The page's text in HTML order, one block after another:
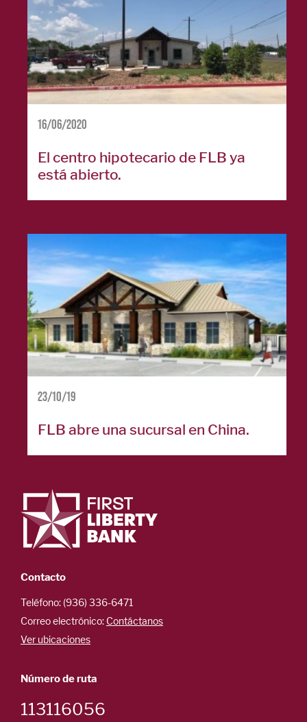
Primera
Compañía de
Títulos
Liberty
Historia
Carreras
profesionales
English
NUESTRAS
UBICACIONES
ENGLISH
16/06/2020
El centro hipotecario de FLB ya
está abierto.
23/10/19
FLB abre una sucursal en China.
Contacto
Teléfono: (936) 336-6471
Correo electrónico: Contáctanos
Ver ubicaciones
Número de ruta
113116056